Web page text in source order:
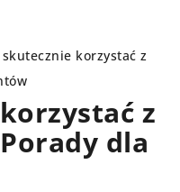
skutecznie korzystać z
z
dla